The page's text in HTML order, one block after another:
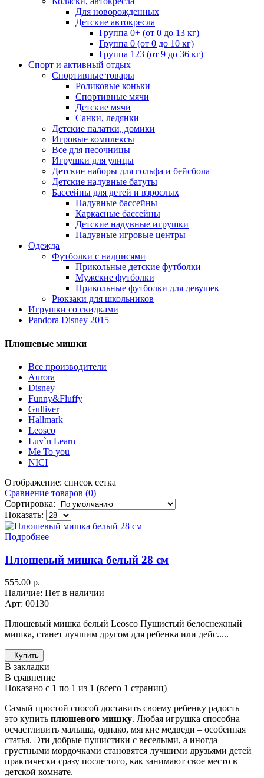
Для новорожденных
Детские автокресла
Группа 0+ (от 0 до 13 кг)
Группа 0 (от 0 до 10 кг)
Группа 123 (от 9 до 36 кг)
Спорт и активный отдых
Спортивные товары
Роликовые коньки
Спортивные мячи
Детские мячи
Санки, ледянки
Детские палатки, домики
Игровые комплексы
Все для песочницы
Игрушки для улицы
Детские наборы для гольфа и бейсбола
Детские надувные батуты
Бассейны для детей и взрослых
Надувные бассейны
Каркасные бассейны
Детские надувные игрушки
Надувные игровые центры
Одежда
Футболки с надписями
Прикольные детские футболки
Мужские футболки
Прикольные футболки для девушек
Рюкзаки для школьников
Игрушки со скидками
Pandora Disney 2015
Плюшевые мишки
Все производители
Aurora
Disney
Funny&Fluffy
Gulliver
Hallmark
Leosco
Luv`n Learn
Me To you
NICI
Отображение: список сетка
Сравнение товаров (0)
Сортировка:
Показать:
Подробнее
Плюшевый мишка белый 28 см
555.00 р.
Наличие: Нет в наличии
Арт: 00130
Плюшевый мишка белый Leosco Пушистый белоснежный
мишка, станет лучшим другом для ребенка или дейс.....
Купить
В закладки
В сравнение
Показано с 1 по 1 из 1 (всего 1 страниц)
Самый простой способ доставить своему ребенку радость –
это купить плюшевого мишку. Любая игрушка способна
осчастливить малыша, однако, мягкие медведи – особенная
статья. Эти добрые пушистики с веселыми, а иногда
грустными мордочками становятся лучшими друзьями детей
практически сразу после того, как занимают свое место в
детской комнате.